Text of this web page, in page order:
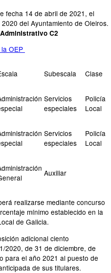
fecha 14 de abril de 2021, el
del Ayuntamiento de Oleiros.
C2
OEP
Subescala Clase
Servicios
especiales
Policía
Local
Servicios
especiales
Policía
Local
Auxiliar
realizarse mediante concurso
mínimo establecido en la
de Galicia.
adicional ciento
2020, de 31 de diciembre, de
para el año 2021 al puesto de
de sus titulares.